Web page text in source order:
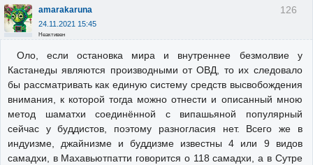
126
amarakaruna
24.11.2021 15:45
Неактивен
Оло, если остановка мира и внутреннее безмолвие у
Кастанеды являются производными от ОВД, то их следовало
бы рассматривать как единую систему средств высвобождения
внимания, к которой тогда можно отнести и описанный мною
метод шаматхи соединённой с випашьяной популярный
сейчас у буддистов, поэтому разногласия нет. Всего же в
индуизме, джайнизме и буддизме известны 4 или 9 видов
самадхи, в Махавьютпатти говорится о 118 самадхи, а в Сутре